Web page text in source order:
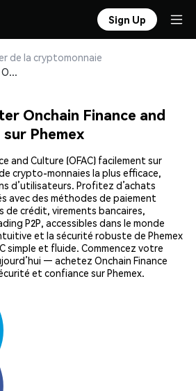
Sign Up
de la cryptomonnaie
Achetez et stockez Onchain Finance and Culture (OFAC) en toute sécurité
Onchain Finance and
Phemex
and Culture (OFAC) facilement sur
crypto-monnaies la plus efficace,
d’utilisateurs. Profitez d’achats
avec des méthodes de paiement
de crédit, virements bancaires,
P2P, accessibles dans le monde
et la sécurité robuste de Phemex
simple et fluide. Commencez votre
— achetez Onchain Finance
et confiance sur Phemex.